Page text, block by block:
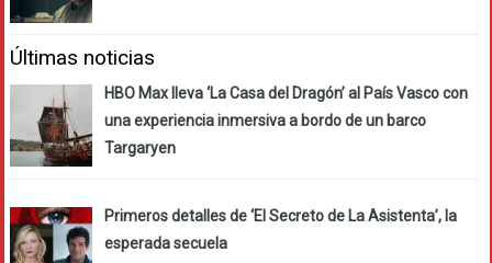
Últimas noticias
HBO Max lleva ‘La Casa del Dragón’ al País Vasco con
una experiencia inmersiva a bordo de un barco
Targaryen
Primeros detalles de ‘El Secreto de La Asistenta’, la
esperada secuela